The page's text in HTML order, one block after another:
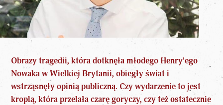
Obrazy tragedii, która dotknęłamłodego Henry’ego
Nowakaw Wielkiej Brytanii, obiegły świat i
wstrząsnęły opinią publiczną. Czy wydarzenie to jest
kroplą, która przelała czarę goryczy, czy też ostatecznie